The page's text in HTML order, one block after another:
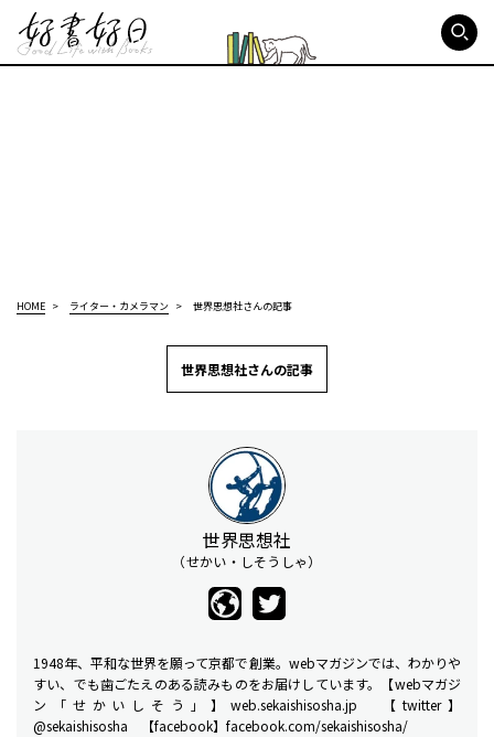
HOME ライター・カメラマン 世界思想社さんの記事
世界思想社さんの記事
世界思想社
（せかい・しそうしゃ）
1948年、平和な世界を願って京都で創業。webマガジンでは、わかりや
すい、でも歯ごたえのある読みものをお届けしています。【webマガジ
ン「せかいしそう」】web.sekaishisosha.jp 【twitter】
@sekaishisosha 【facebook】facebook.com/sekaishisosha/